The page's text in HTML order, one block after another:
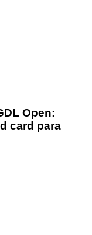
Open:
card para